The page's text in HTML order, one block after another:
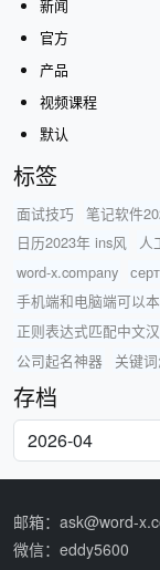
新闻
官方
产品
视频课程
默认
标签
面试技巧 笔记软件
日历2023年 ins风
人
word-x.company
手机端和电脑端可以
正则表达式匹配中文
公司起名神器
关键
存档
邮箱：ask@word-
微信：eddy5600